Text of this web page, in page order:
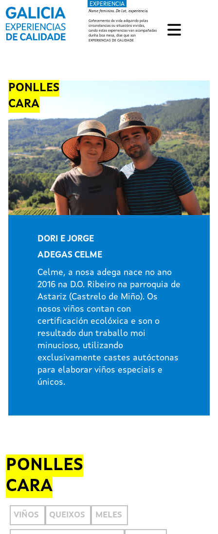
Ir o contido principal
EXPERIENCIA
Nome feminino. De lat. experiencia.
Coñecemento da vida adquirido polas
circunstancias ou situacións vividas,
cando estas experiencias van acompañadas
dunha boa mesa, dise que son
EXPERIENCIAS DE CALIDADE
PONLLES
CARA
DORI E JORGE
ADEGAS CELME
Celme, a nosa adega nace no ano
2016 na D.O. Ribeiro na parroquia de
Astariz (Castrelo de Miño). Os
nosos viños contan con
certificación ecolóxica e son o
resultado dun traballo moi
minucioso, utilizando
exclusivamente castes autóctonas
para elaborar viños especiais e
únicos.
PONLLES
CARA
VIÑOS QUEIXOS MELES